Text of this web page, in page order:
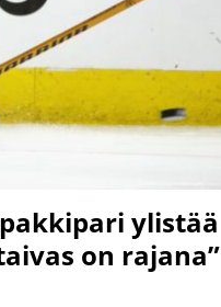
ylistää
on rajana”